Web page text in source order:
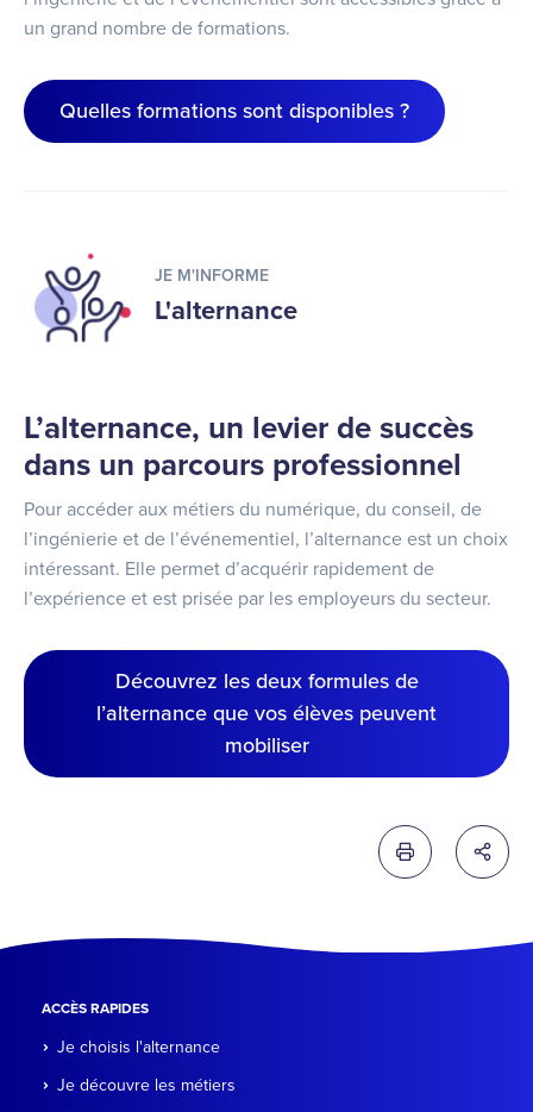
un grand nombre de formations.
Quelles formations sont disponibles ?
JE M'INFORME
L'alternance
L’alternance, un levier de succès
dans un parcours professionnel
Pour accéder aux métiers du numérique, du conseil, de
l’ingénierie et de l’événementiel, l’alternance est un choix
intéressant. Elle permet d’acquérir rapidement de
l’expérience et est prisée par les employeurs du secteur.
Découvrez les deux formules de
l’alternance que vos élèves peuvent
mobiliser
Imprimer cette
ACCÈS RAPIDES
Je choisis l'alternance
Je découvre les métiers